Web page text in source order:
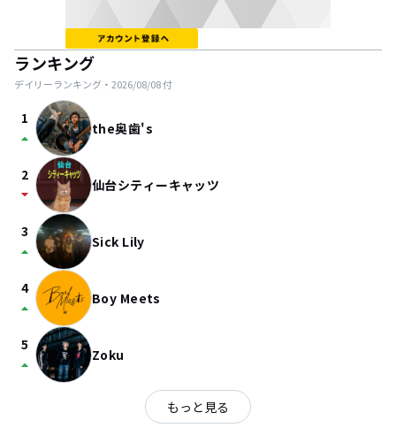
ランキング
デイリーランキング・ 2026/08/08付
1
arrow_drop_up the奥歯's
2
arrow_drop_down 仙台シティーキャッツ
3
arrow_drop_up Sick Lily
4
arrow_drop_up Boy Meets
5
arrow_drop_up Zoku
もっと見る